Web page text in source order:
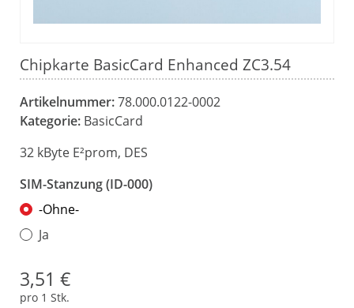
Chipkarte BasicCard Enhanced ZC3.54
Artikelnummer:78.000.0122-0002
Kategorie: BasicCard
32 kByte E²prom, DES
SIM-Stanzung (ID-000)
-Ohne-
Ja
3,51 €
pro 1 Stk.